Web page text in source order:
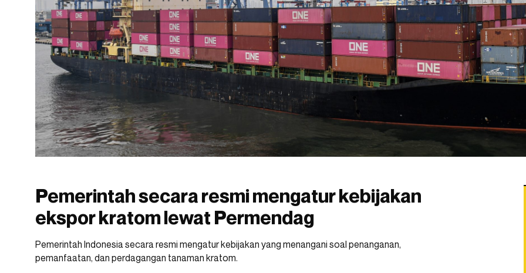
Pemerintah secara resmi mengatur kebijakan
ekspor kratom lewat Permendag
Pemerintah Indonesia secara resmi mengatur kebijakan yang menangani soal penanganan,
pemanfaatan, dan perdagangan tanaman kratom.